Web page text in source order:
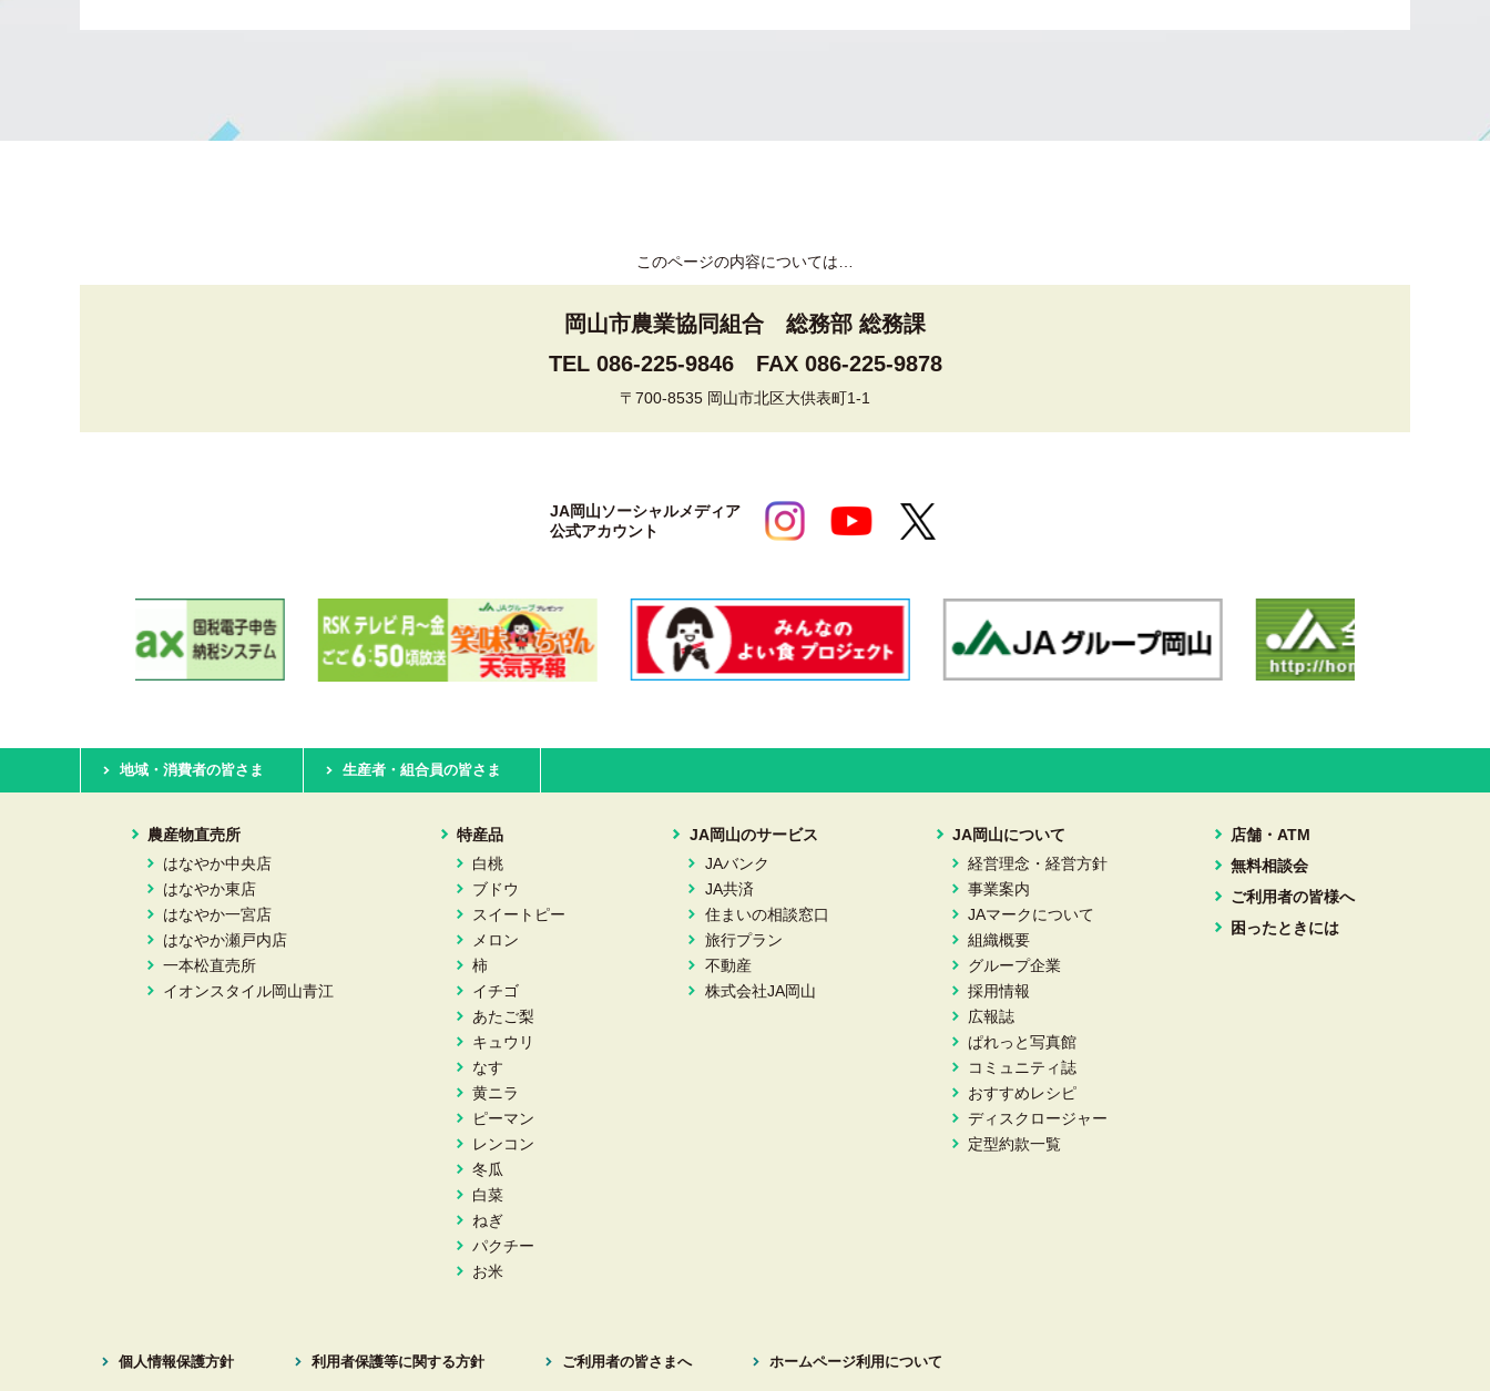
このページの内容については…
岡山市農業協同組合
総務部 総務課
TEL 086-225-9846
FAX 086-225-9878
〒700-8535 岡山市北区大供表町1-1
JA岡山ソーシャルメディア
公式アカウント
地域・消費者の皆さま 生産者・組合員の皆さま
農産物直売所
はなやか中央店
はなやか東店
はなやか一宮店
はなやか瀬戸内店
一本松直売所
イオンスタイル岡山青江
特産品
白桃
ブドウ
スイートピー
メロン
柿
イチゴ
あたご梨
キュウリ
なす
黄ニラ
ピーマン
レンコン
冬瓜
白菜
ねぎ
パクチー
お米
JA岡山のサービス
JAバンク
JA共済
住まいの相談窓口
旅行プラン
不動産
株式会社JA岡山
JA岡山について
経営理念・経営方針
事業案内
JAマークについて
組織概要
グループ企業
採用情報
広報誌
ぱれっと写真館
コミュニティ誌
おすすめレシピ
ディスクロージャー
定型約款一覧
店舗・ATM
無料相談会
ご利用者の皆様へ
困ったときには
個人情報保護方針 利用者保護等に関する方針 ご利用者の皆さまへ ホームページ利用について